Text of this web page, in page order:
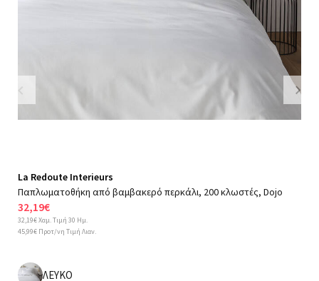
Previous
La Redoute Interieurs
Παπλωματοθήκη από βαμβακερό περκάλι, 200 κλωστές, Dojo
32,19€
32,19€ Χαμ. Τιμή 30 Ημ.
45,99€ Προτ/νη Τιμή Λιαν.
ΛΕΥΚΟ